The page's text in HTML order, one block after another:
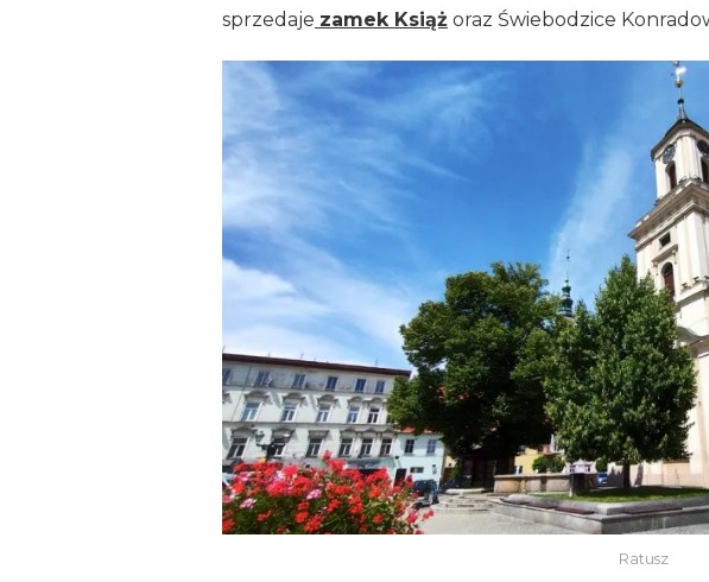
sprzedaje zamek Książ oraz Świebodzice
Ratusz